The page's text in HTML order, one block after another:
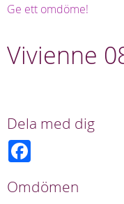
Ge ett omdöme!
Vivienne
Dela med dig
b
Omdömen